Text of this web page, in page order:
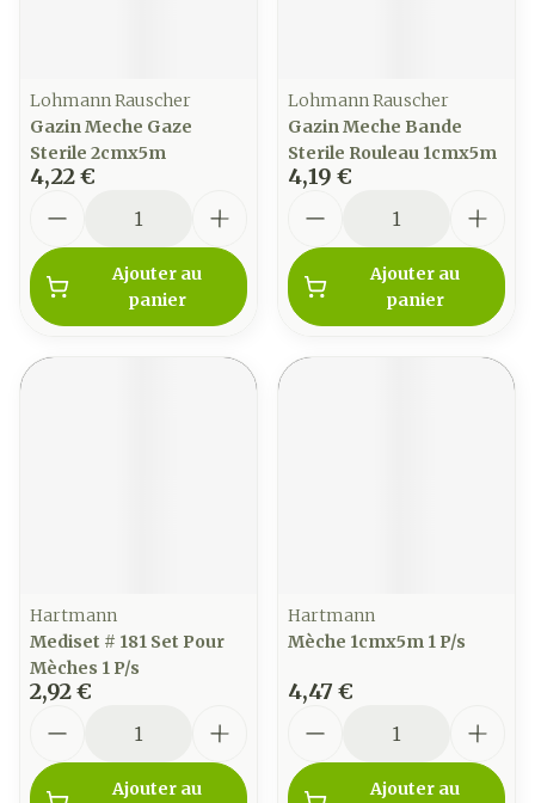
Lohmann Rauscher
Gazin Meche Gaze
Sterile 2cmx5m
4,22 €
Ajouter au
panier
Lohmann Rauscher
Gazin Meche Bande
Sterile Rouleau 1cmx5m
4,19 €
Ajouter au
panier
Hartmann
Mediset # 181 Set Pour
Mèches 1 P/s
2,92 €
Ajouter au
Hartmann
Mèche 1cmx5m 1 P/s
4,47 €
Ajouter au